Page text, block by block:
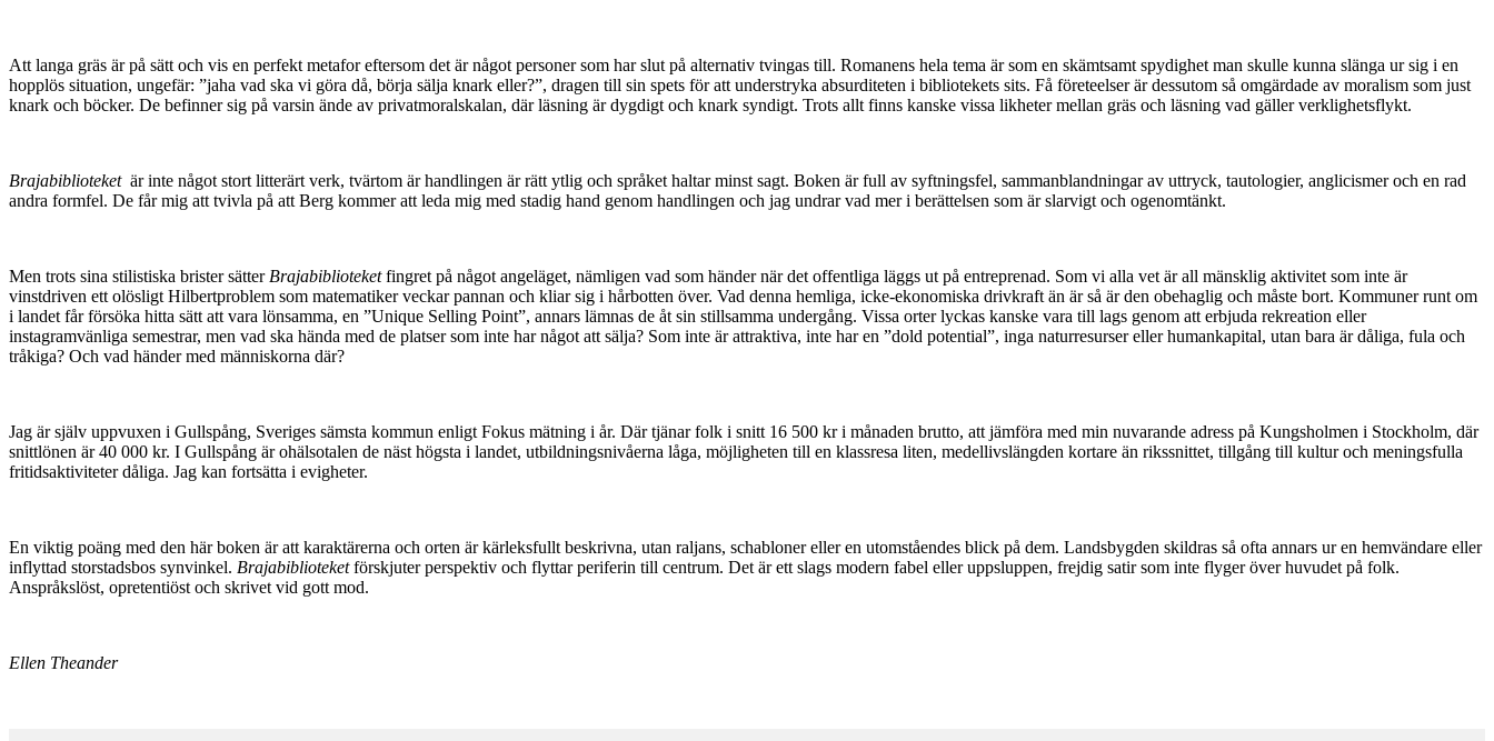
Att langa gräs är på sätt och vis en perfekt metafor eftersom det är något personer som har slut på alternativ tvingas till. Romanens hela tema är som en skämtsamt spydighet man skulle kunna slänga ur sig i en
hopplös situation, ungefär: ”jaha vad ska vi göra då, börja sälja knark eller?”, dragen till sin spets för att understryka absurditeten i bibliotekets sits. Få företeelser är dessutom så omgärdade av moralism som just
knark och böcker. De befinner sig på varsin ände av privatmoralskalan, där läsning är dygdigt och knark syndigt. Trots allt finns kanske vissa likheter mellan gräs och läsning vad gäller verklighetsflykt.
Brajabiblioteket är inte något stort litterärt verk, tvärtom är handlingen är rätt ytlig och språket haltar minst sagt. Boken är full av syftningsfel, sammanblandningar av uttryck, tautologier, anglicismer och en rad
andra formfel. De får mig att tvivla på att Berg kommer att leda mig med stadig hand genom handlingen och jag undrar vad mer i berättelsen som är slarvigt och ogenomtänkt.
Men trots sina stilistiska brister sätterBrajabiblioteketfingret på något angeläget, nämligen vad som händer när det offentliga läggs ut på entreprenad. Som vi alla vet är all mänsklig aktivitet som inte är
vinstdriven ett olösligt Hilbertproblem som matematiker veckar pannan och kliar sig i hårbotten över. Vad denna hemliga, icke-ekonomiska drivkraft än är så är den obehaglig och måste bort. Kommuner runt om
i landet får försöka hitta sätt att vara lönsamma, en ”Unique Selling Point”, annars lämnas de åt sin stillsamma undergång. Vissa orter lyckas kanske vara till lags genom att erbjuda rekreation eller
instagramvänliga semestrar, men vad ska hända med de platser som inte har något att sälja? Som inte är attraktiva, inte har en ”dold potential”, inga naturresurser eller humankapital, utan bara är dåliga, fula och
tråkiga? Och vad händer med människorna där?
Jag är själv uppvuxen i Gullspång, Sveriges sämsta kommun enligt Fokus mätning i år. Där tjänar folk i snitt 16 500 kr i månaden brutto, att jämföra med min nuvarande adress på Kungsholmen i Stockholm, där
snittlönen är 40 000 kr. I Gullspång är ohälsotalen de näst högsta i landet, utbildningsnivåerna låga, möjligheten till en klassresa liten, medellivslängden kortare än rikssnittet, tillgång till kultur och meningsfulla
fritidsaktiviteter dåliga. Jag kan fortsätta i evigheter.
En viktig poäng med den här boken är att karaktärerna och orten är kärleksfullt beskrivna, utan raljans, schabloner eller en utomståendes blick på dem. Landsbygden skildras så ofta annars ur en hemvändare eller
inflyttad storstadsbos synvinkel. Brajabiblioteketförskjuter perspektiv och flyttar periferin till centrum. Det är ett slags modern fabel eller uppsluppen, frejdig satir som inte flyger över huvudet på folk.
Anspråkslöst, opretentiöst och skrivet vid gott mod.
Ellen Theander